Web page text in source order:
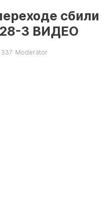
сбили
28-3 ВИДЕО
337 Moderator